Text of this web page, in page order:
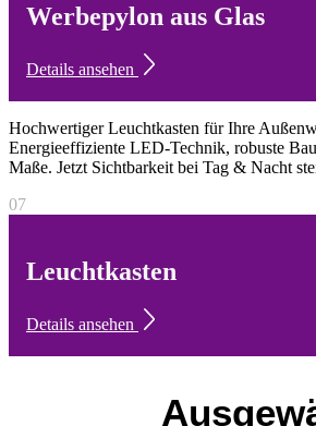
Werbepylon aus Glas
Details ansehen
Hochwertiger Leuchtkasten für Ihre
Energieeffiziente LED-Technik, robuste
Maße. Jetzt Sichtbarkeit bei Tag & Nacht
07
Leuchtkasten
Details ansehen